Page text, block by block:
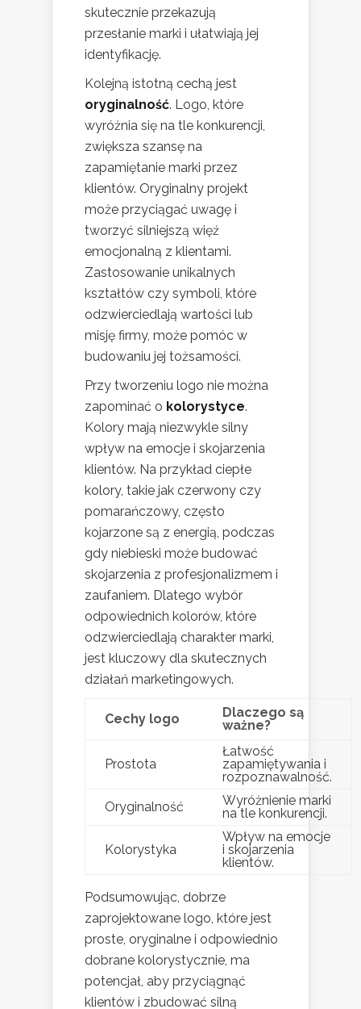
skutecznie przekazują
przesłanie marki i ułatwiają jej
identyfikację.
Kolejną istotną cechą jest
oryginalność. Logo, które
wyróżnia się na tle konkurencji,
zwiększa szansę na
zapamiętanie marki przez
klientów. Oryginalny projekt
może przyciągać uwagę i
tworzyć silniejszą więź
emocjonalną z klientami.
Zastosowanie unikalnych
kształtów czy symboli, które
odzwierciedlają wartości lub
misję firmy, może pomóc w
budowaniu jej tożsamości.
Przy tworzeniu logo nie można
zapominać o kolorystyce.
Kolory mają niezwykle silny
wpływ na emocje i skojarzenia
klientów. Na przykład ciepłe
kolory, takie jak czerwony czy
pomarańczowy, często
kojarzone są z energią, podczas
gdy niebieski może budować
skojarzenia z profesjonalizmem i
zaufaniem. Dlatego wybór
odpowiednich kolorów, które
odzwierciedlają charakter marki,
jest kluczowy dla skutecznych
działań marketingowych.
Cechy logo
Dlaczego są
ważne?
Prostota
Łatwość
zapamiętywania i
rozpoznawalność.
Oryginalność
Wyróżnienie marki
na tle konkurencji.
Kolorystyka
Wpływ na emocje
i skojarzenia
klientów.
Podsumowując, dobrze
zaprojektowane logo, które jest
proste, oryginalne i odpowiednio
dobrane kolorystycznie, ma
potencjał, aby przyciągnąć
klientów i zbudować silną